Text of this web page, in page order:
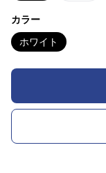
カラー
ホワイト